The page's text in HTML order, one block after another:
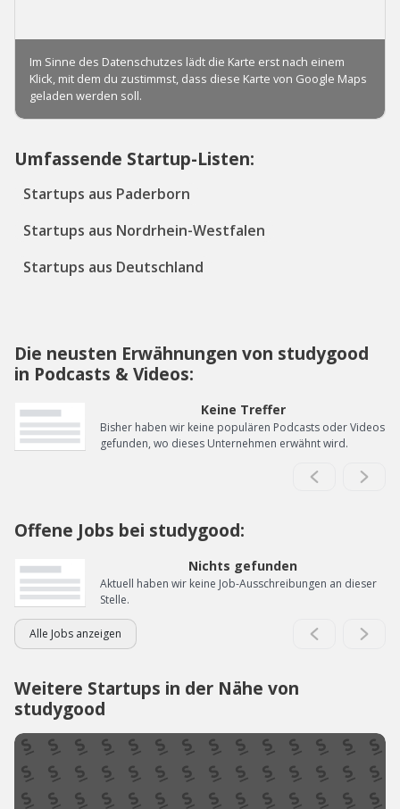
Umfassende Startup-Listen:
Startups aus Paderborn
Startups aus Nordrhein-Westfalen
Startups aus Deutschland
Die neusten Erwähnungen von studygood
in Podcasts & Videos:
Keine Treffer
Bisher haben wir keine populären Podcasts oder Videos
gefunden, wo dieses Unternehmen erwähnt wird.
Offene Jobs bei studygood:
Nichts gefunden
Aktuell haben wir keine Job-Ausschreibungen an dieser
Stelle.
Alle Jobs anzeigen
Weitere Startups in der Nähe von
studygood